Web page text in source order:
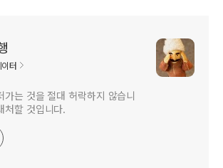
터
가는 것을 절대 허락하지 않습니
처할 것입니다.